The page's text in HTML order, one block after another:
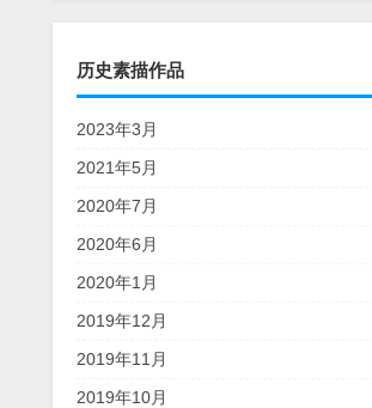
历史素描作品
2023年3月
2021年5月
2020年7月
2020年6月
2020年1月
2019年12月
2019年11月
2019年10月